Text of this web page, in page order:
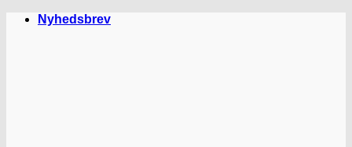
FortsætNyhedsbrev